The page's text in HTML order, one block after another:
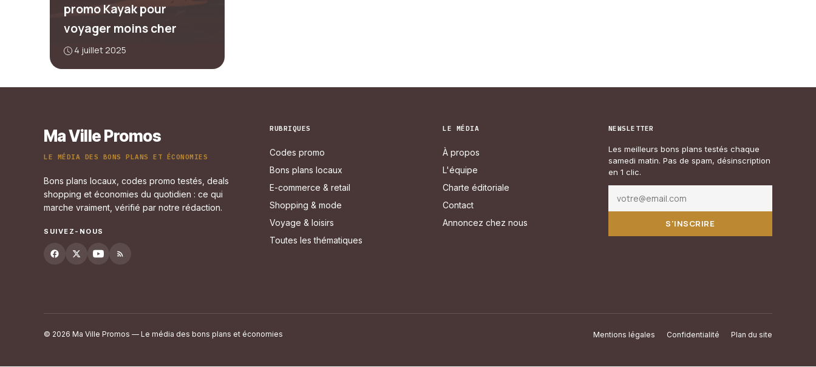
promo Kayak pour
voyager moins cher
4 juillet 2025
Ma Ville Promos
LE MÉDIA DES BONS PLANS ET ÉCONOMIES
Bons plans locaux, codes promo testés, deals
shopping et économies du quotidien : ce qui
marche vraiment, vérifié par notre rédaction.
SUIVEZ-NOUS
RUBRIQUES
Codes promo
Bons plans locaux
E-commerce & retail
Shopping & mode
Voyage & loisirs
Toutes les thématiques
LE MÉDIA
À propos
L'équipe
Charte éditoriale
Contact
Annoncez chez nous
NEWSLETTER
Les meilleurs bons plans testés chaque
samedi matin. Pas de spam, désinscription
en 1 clic.
S'INSCRIRE
© 2026 Ma Ville Promos — Le média des bons plans et économies Mentions légales Confidentialité Plan du site